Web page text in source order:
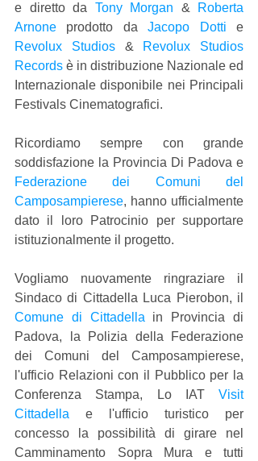
e diretto da Tony Morgan &
Roberta
Arnone prodotto da Jacopo Dotti
Revolux Studios &
Revolux Studios
Records è in distribuzione Nazionale ed
Internazionale disponibile nei Principali
Festivals Cinematografici.
Ricordiamo sempre con grande
Federazione dei Comuni del
Camposampierese, hanno ufficialmente
dato il loro Patrocinio per supportare
istituzionalmente il progetto.
Vogliamo nuovamente ringraziare il
Comune di Cittadella in Provincia di
Padova, la Polizia della Federazione
dei Comuni del Camposampierese,
l'ufficio Relazioni con il Pubblico per la
Conferenza Stampa, Lo IAT Visit
Cittadella e l'ufficio turistico per
concesso la possibilità di girare nel
Camminamento Sopra Mura e tutti